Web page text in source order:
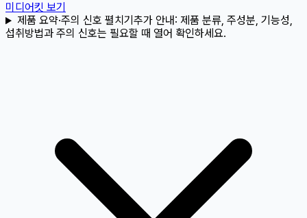
미디어킷 보기
제품 요약·주의 신호 펼치기 추가 안내: 제품 분류, 주성분, 기능성,
섭취방법과 주의 신호는 필요할 때 열어 확인하세요.